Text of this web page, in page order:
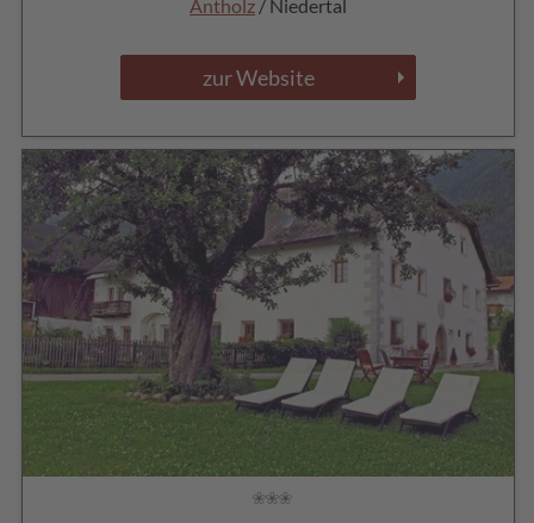
Antholz / Niedertal
zur Website